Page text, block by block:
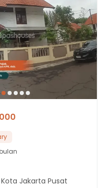
Jakarta Pusat